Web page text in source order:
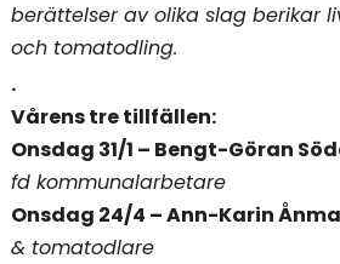
berättelser av olika slag berikar
och tomatodling.
.
Vårens tre tillfällen:
Onsdag 31/1 – Bengt-Göran
fd kommunalarbetare
Onsdag 24/4 – Ann-Karin
& tomatodlare